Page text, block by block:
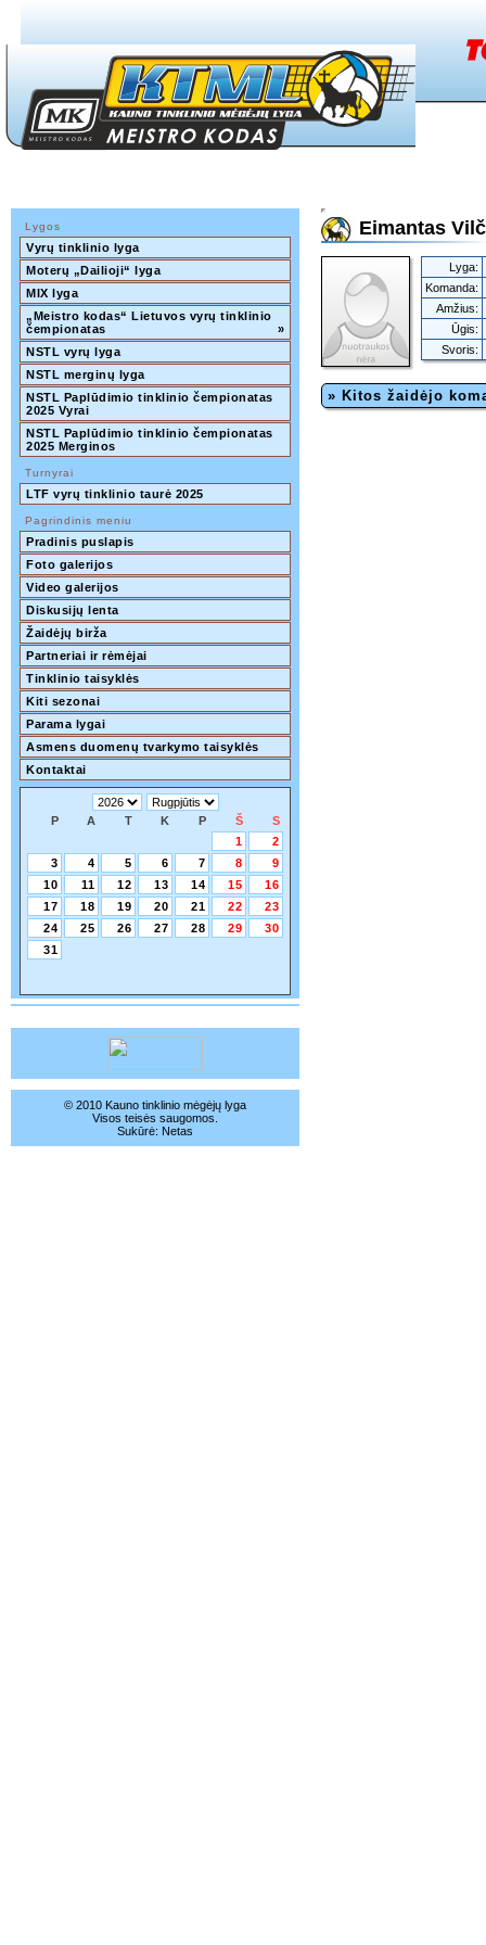
Lygos
Vyrų tinklinio lyga
Moterų „Dailioji“ lyga
MIX lyga
„Meistro kodas“ Lietuvos vyrų tinklinio
čempionatas
»
NSTL vyrų lyga
NSTL merginų lyga
NSTL Paplūdimio tinklinio čempionatas
2025 Vyrai
NSTL Paplūdimio tinklinio čempionatas
2025 Merginos
Turnyrai
LTF vyrų tinklinio taurė 2025
Pagrindinis meniu
Pradinis puslapis
Foto galerijos
Video galerijos
Diskusijų lenta
Žaidėjų birža
Partneriai ir rėmėjai
Tinklinio taisyklės
Kiti sezonai
Parama lygai
Asmens duomenų tvarkymo taisyklės
Kontaktai
P A T K P Š
S
1
2
3
4 5 6 7 8
9
10
11 12 13 14 15
16
17
18 19 20 21 22
23
24
25 26 27 28 29
30
31
© 2010 Kauno tinklinio mėgėjų lyga
Visos teisės saugomos.
Sukūrė: Netas
Eimantas
Lyga:
Komanda:
Amžius:
Ūgis:
Svoris:
» Kitos žaidėjo